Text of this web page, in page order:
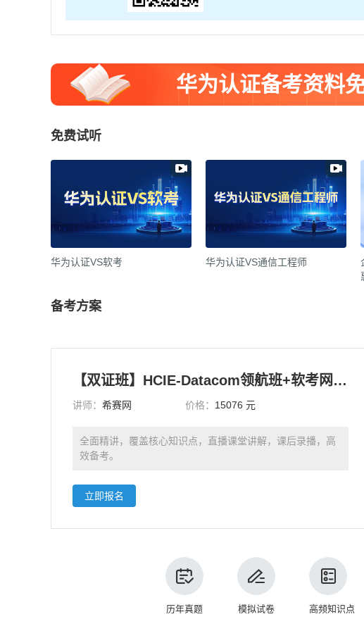
华为认证备考资料
免费试听
华为认证VS软考 华为认证VS通信工程师
备考方案
【双证班】HCIE-Datacom领航班+软考网规VIP班
讲师： 希赛网 价格： 15076 元
全面精讲，覆盖核心知识点，直播课堂讲解，课后录播，高
效备考。
立即报名
历年真题 模拟试卷 高频知识点